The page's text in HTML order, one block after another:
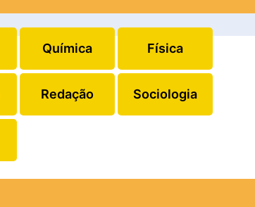
Química Física
Redação Sociologia